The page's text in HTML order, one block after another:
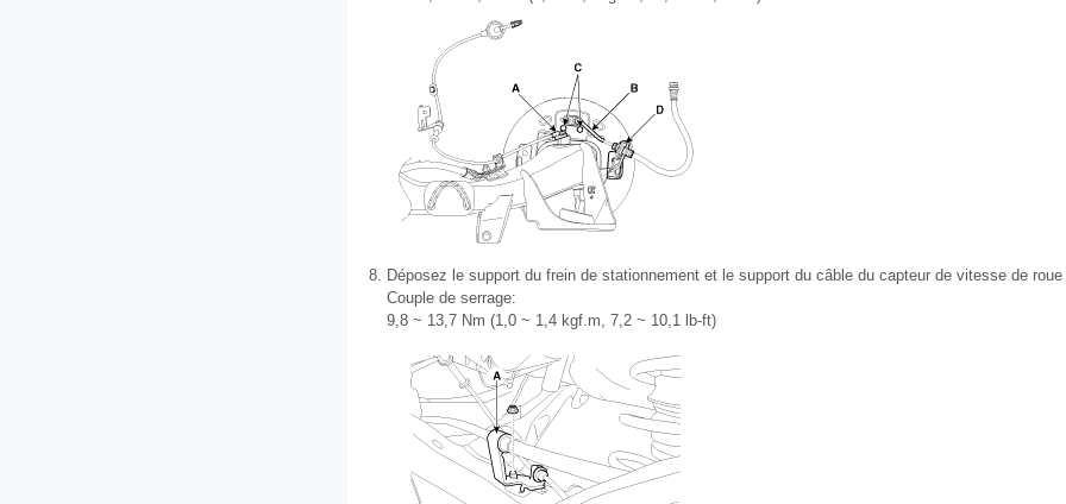
8. Déposez le support du frein de stationnement et le support du câble du capteur de vitesse de
Couple de serrage:
9,8 ~ 13,7 Nm (1,0 ~ 1,4 kgf.m, 7,2 ~ 10,1 lb-ft)